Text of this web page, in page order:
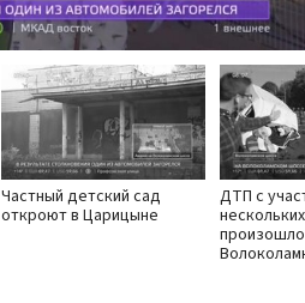
Video
Частный детский сад
откроют в Царицыне
ДТП с